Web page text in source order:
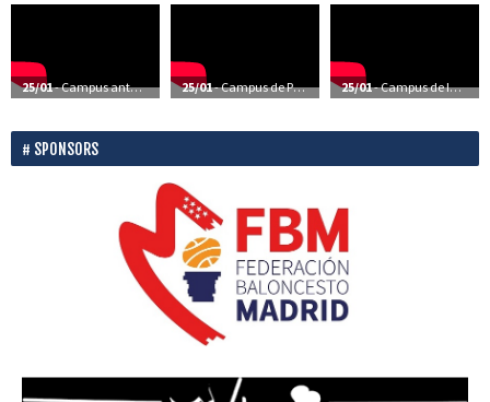
25/01- Campus anteriores – Vídeos 25/01- Campus de Perfeccionamiento – Vídeos 25/01- Campus de Iniciación – Vídeos
SPONSORS